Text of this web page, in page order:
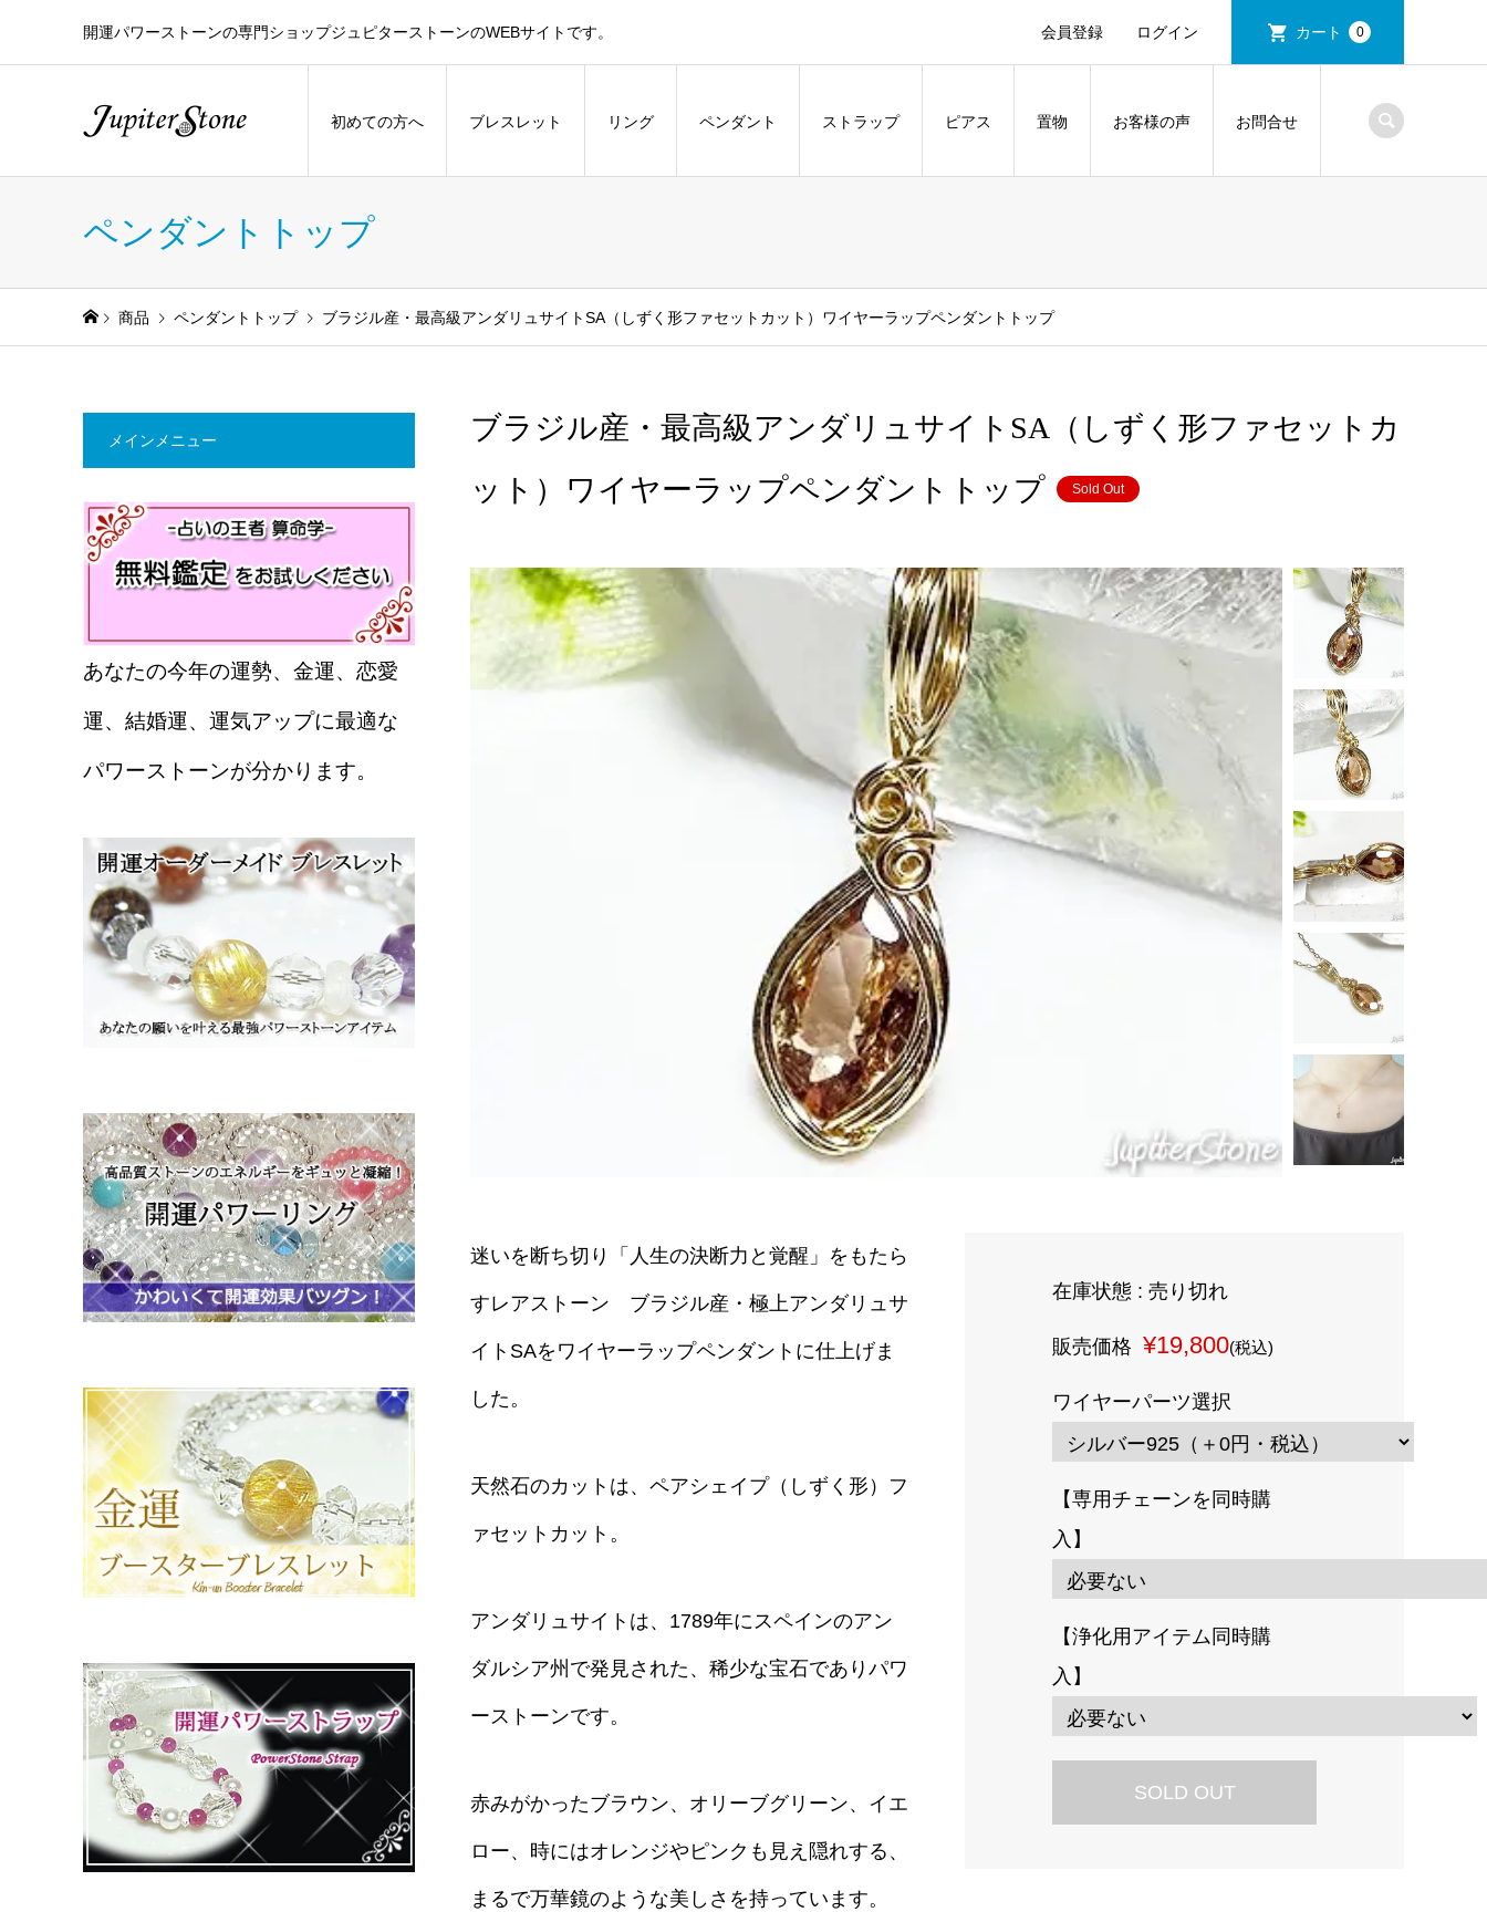
開運パワーストーンの専門ショップジュピターストーンのWEBサイトです。 会員登録 ログイン カート 0
初めての方へ ブレスレット リング ペンダント ストラップ ピアス 置物 お客様の声 お問合せ
ペンダントトップ
商品 ペンダントトップ ブラジル産・最高級アンダリュサイトSA（しずく形ファセットカット）ワイヤーラップペンダントトップ
ブラジル産・最高級アンダリュサイトSA（しずく形ファセットカ
ット）ワイヤーラップペンダントトップ
Sold Out
迷いを断ち切り「人生の決断力と覚醒」をもたら
すレアストーン ブラジル産・極上アンダリュサ
イトSAをワイヤーラップペンダントに仕上げま
した。
天然石のカットは、ペアシェイプ（しずく形）フ
ァセットカット。
アンダリュサイトは、1789年にスペインのアン
ダルシア州で発見された、稀少な宝石でありパワ
ーストーンです。
赤みがかったブラウン、オリーブグリーン、イエ
ロー、時にはオレンジやピンクも見え隠れする、
まるで万華鏡のような美しさを持っています。
在庫状態 : 売り切れ
販売価格¥19,800(税込)
ワイヤーパーツ選択
【専用チェーンを同時購
入】
【浄化用アイテム同時購
入】
SOLD OUT
メインメニュー
あなたの今年の運勢、金運、恋愛
運、結婚運、運気アップに最適な
パワーストーンが分かります。